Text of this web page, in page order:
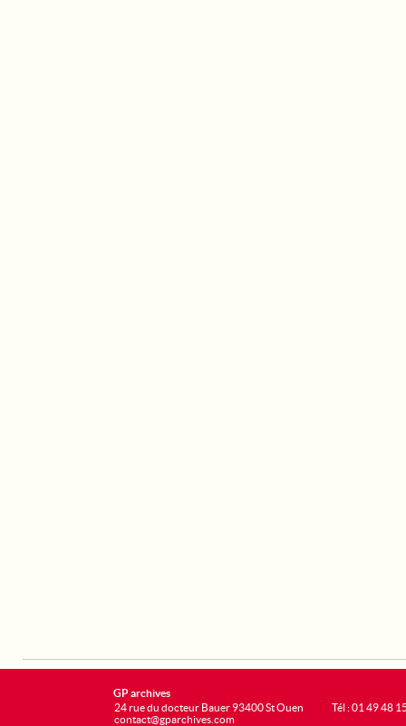
GP archives
24 rue du docteur Bauer 93400 St Ouen
contact@gparchives.com
Tél : 01 49 48